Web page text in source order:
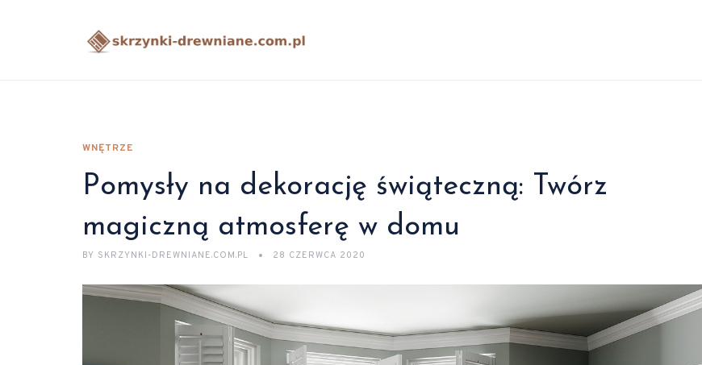
WNĘTRZE
Pomysły na dekorację świąteczną: Twórz
magiczną atmosferę w domu
BY SKRZYNKI-DREWNIANE.COM.PL 28 CZERWCA 2020